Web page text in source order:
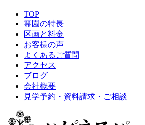
TOP
霊園の特長
区画と料金
お客様の声
よくあるご質問
アクセス
ブログ
会社概要
見学予約・資料請求・ご相談